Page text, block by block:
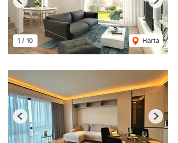
1 / 10 Harta
Previous Next
Previous Next